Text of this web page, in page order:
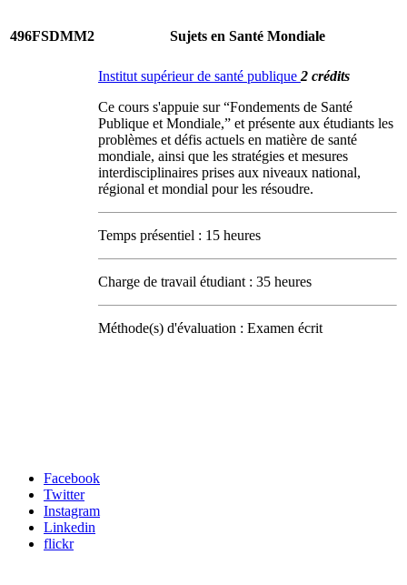
496FSDMM2 Sujets en Santé Mondiale
Institut supérieur de santé publique 2 crédits
Ce cours s'appuie sur “Fondements de Santé
Publique et Mondiale,” et présente aux étudiants les
problèmes et défis actuels en matière de santé
mondiale, ainsi que les stratégies et mesures
interdisciplinaires prises aux niveaux national,
régional et mondial pour les résoudre.
Temps présentiel : 15 heures
Charge de travail étudiant : 35 heures
Méthode(s) d'évaluation : Examen écrit
Facebook
Twitter
Instagram
Linkedin
flickr